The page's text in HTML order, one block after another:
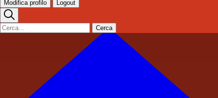
Modifica profilo Logout
Cerca